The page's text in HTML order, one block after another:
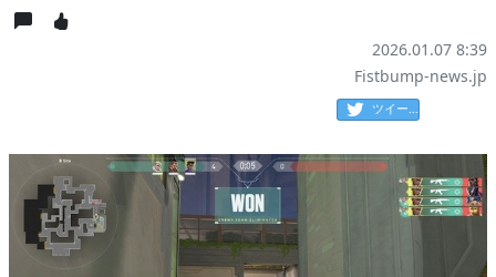
2026.01.07 8:39
Fistbump-news.jp
ツイート